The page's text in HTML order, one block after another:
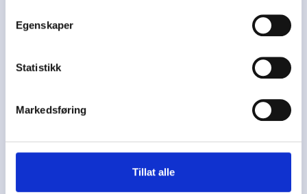
Egenskaper
Statistikk
Markedsføring
Tillat alle